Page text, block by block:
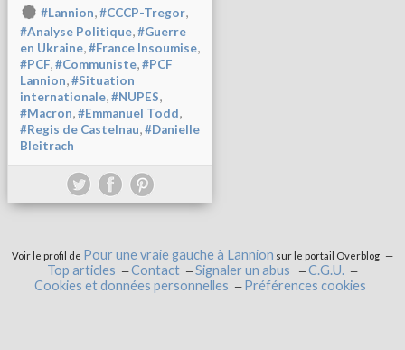
#Lannion,#CCCP-Tregor,
#Analyse Politique,#Guerre
en Ukraine,#France Insoumise,
#PCF,#Communiste,#PCF
Lannion,#Situation
internationale,#NUPES,
#Macron,#Emmanuel Todd,
#Regis de Castelnau,#Danielle
Bleitrach
Voir le profil de Pour une vraie gauche à Lannion sur le portail Overblog
Top articles Contact Signaler un abus
C.G.U.
Cookies et données personnelles
Préférences cookies